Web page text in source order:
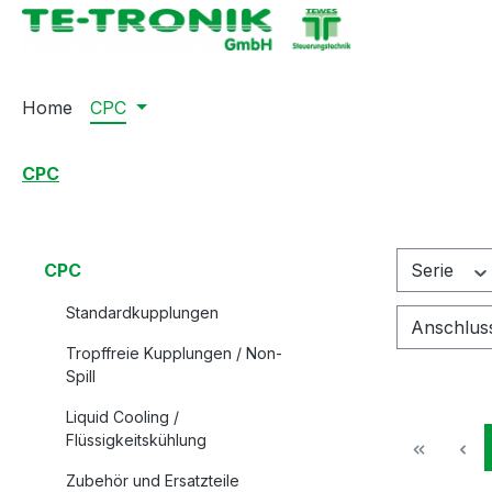
Zur Hauptnavigation springen
Home CPC
CPC
CPC
Standardkupplungen
Tropffreie Kupplungen / Non-
Spill
Liquid Cooling /
Flüssigkeitskühlung
Zubehör und Ersatzteile
Serie